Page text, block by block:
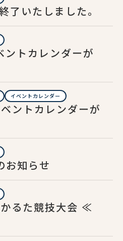
了いたしました。
トカレンダーが
イベントカレンダー
ントカレンダーが
お知らせ
るた競技大会 ≪